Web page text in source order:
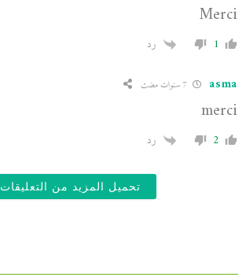
Merci
1 رد
asma
merci
2 رد
تحميل المزيد من التعليقات